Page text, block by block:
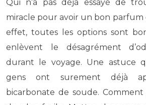
Qui n’a pas déjà essayé de
miracle pour avoir un bon parfum
effet, toutes les options sont
enlèvent le désagrément
durant le voyage. Une astuce
gens ont surement déjà
bicarbonate de soude. Comment